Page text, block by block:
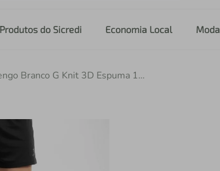
Produtos do Sicredi Economia Local Moda
Joelheira Slide Flamengo Branco G Knit 3D Espuma 12Mm Proteção Impacto Alta Resistência Conforto E Liberdade De Movimento Esportes N1 Sport